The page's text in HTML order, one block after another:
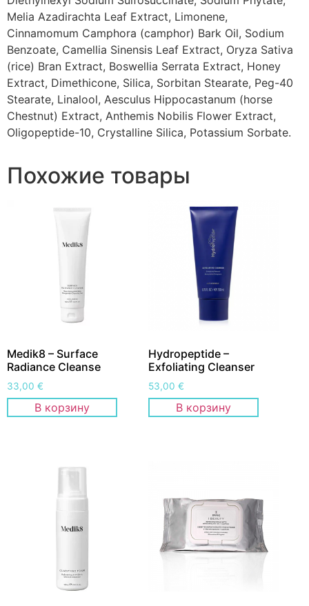
Melia Azadirachta Leaf Extract, Limonene,
Cinnamomum Camphora (camphor) Bark Oil, Sodium
Benzoate, Camellia Sinensis Leaf Extract, Oryza Sativa
(rice) Bran Extract, Boswellia Serrata Extract, Honey
Extract, Dimethicone, Silica, Sorbitan Stearate, Peg-40
Stearate, Linalool, Aesculus Hippocastanum (horse
Chestnut) Extract, Anthemis Nobilis Flower Extract,
Oligopeptide-10, Crystalline Silica, Potassium Sorbate.
Похожие товары
Medik8 – Surface
Radiance Cleanse
33,00 €
В корзину
Hydropeptide –
Exfoliating Cleanser
53,00€
В корзину